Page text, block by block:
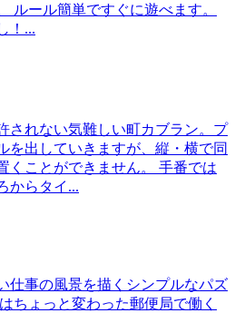
ルール簡単ですぐに遊べます。
！...
されない気難しい町カブラン。プ
を出していきますが、縦・横で同
くことができません。 手番では
からタイ...
仕事の風景を描くシンプルなパズ
ちょっと変わった郵便局で働く